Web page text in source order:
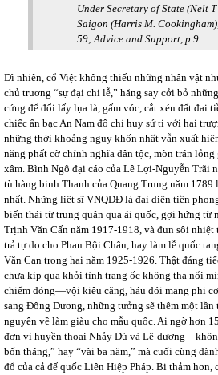
Under Secretary of State (Nelt
Saigon (Harris M.
59; Advice and Support, p 9.
Dĩ nhiên, cổ Việt không thiếu những nhân vật
chủ trương “sự đại chi lễ,” hăng say cởi bỏ
cứng để đổi lấy lụa là, gấm vóc, cắt xén đất đai
chiếc ấn bạc An Nam đô chỉ huy sứ ti với hai
những thời khoảng nguy khốn nhất vẫn xuất
năng phất cờ chính nghĩa dân tộc, mòn trán
xâm. Bình Ngô đại cáo của Lê Lợi-Nguyễn Trãi
tù hàng binh Thanh của Quang Trung năm
nhất. Những liệt sĩ VNQDĐ là đại diện tiền
biến thái từ trung quân qua ái quốc, gợi hứng từ
Trịnh Văn Cấn năm 1917-1918, và đun sôi
trả tự do cho Phan Bội Châu, hay làm lễ quốc
Văn Can trong hai năm 1925-1926. Thật đáng
chưa kịp qua khỏi tình trạng ốc không tha nổi
chiếm đóng—vội kiêu căng, háu đói mang phi
sang Đông Dương, những tưởng sẽ thêm một
nguyên về làm giàu cho mẫu quốc. Ai ngờ hơn
đơn vị huyền thoại Nhảy Dù và Lê-
bốn tháng,” hay “vài ba năm,” mà cuối cùng
đổ của cả đế quốc Liên Hiệp Pháp. Bi thảm hơn,